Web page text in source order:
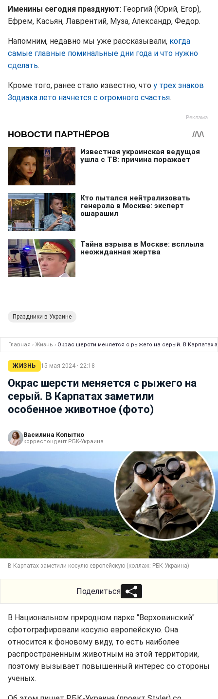
Именины сегодня празднуют: Георгий (Юрий, Егор),
Ефрем, Касьян, Лаврентий, Муза, Александр, Федор.
Напомним, недавно мы уже рассказывали, когда
самые главные поминальные дни года и что нужно
сделать.
Кроме того, ранее стало известно, что у трех знаков
Зодиака лето начнется с огромного счастья.
Праздники в Украине
Главная › Жизнь › Окрас шерсти меняется с рыжего на серый. В Карпатах
ЖИЗНЬ 15 мая 2024 · 22:18
Окрас шерсти меняется с рыжего на
серый. В Карпатах заметили
особенное животное (фото)
Василина Копытко
корреспондент РБК-Украина
В Карпатах заметили косулю европейскую (коллаж: РБК-Украина)
Поделиться
В Национальном природном парке "Верховинский"
сфотографировали косулю европейскую. Она
относится к фоновому виду, то есть наиболее
распространенным животным на этой территории,
поэтому вызывает повышенный интерес со стороны
ученых.